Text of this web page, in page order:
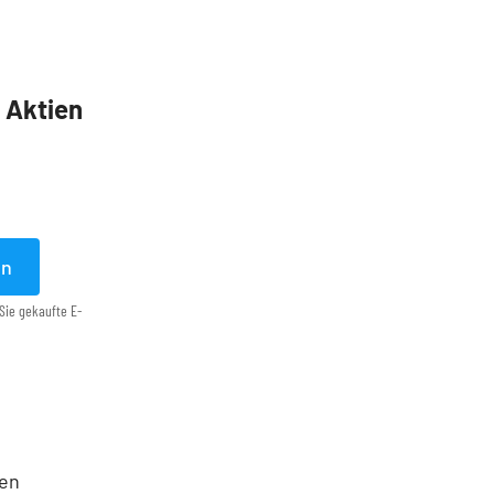
Aktien
gekaufte E-